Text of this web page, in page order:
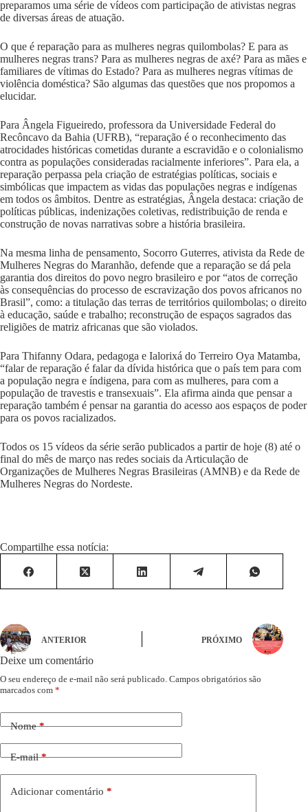
preparamos uma série de vídeos com participação de ativistas negras
de diversas áreas de atuação.
O que é reparação para as mulheres negras quilombolas? E para as
mulheres negras trans? Para as mulheres negras de axé? Para as mães e
familiares de vítimas do Estado? Para as mulheres negras vítimas de
violência doméstica? São algumas das questões que nos propomos a
elucidar.
Para Ângela Figueiredo, professora da Universidade Federal do
Recôncavo da Bahia (UFRB), “reparação é o reconhecimento das
atrocidades históricas cometidas durante a escravidão e o colonialismo
contra as populações consideradas racialmente inferiores”. Para ela, a
reparação perpassa pela criação de estratégias políticas, sociais e
simbólicas que impactem as vidas das populações negras e indígenas
em todos os âmbitos. Dentre as estratégias, Ângela destaca: criação de
políticas públicas, indenizações coletivas, redistribuição de renda e
construção de novas narrativas sobre a história brasileira.
Na mesma linha de pensamento, Socorro Guterres, ativista da Rede de
Mulheres Negras do Maranhão, defende que a reparação se dá pela
garantia dos direitos do povo negro brasileiro e por “atos de correção
às consequências do processo de escravização dos povos africanos no
Brasil”, como: a titulação das terras de territórios quilombolas; o direito
à educação, saúde e trabalho; reconstrução de espaços sagrados das
religiões de matriz africanas que são violados.
Para Thifanny Odara, pedagoga e Ialorixá do Terreiro Oya Matamba,
“falar de reparação é falar da dívida histórica que o país tem para com
a população negra e índigena, para com as mulheres, para com a
população de travestis e transexuais”. Ela afirma ainda que pensar a
reparação também é pensar na garantia do acesso aos espaços de poder
para os povos racializados.
Todos os 15 vídeos da série serão publicados a partir de hoje (8) até o
final do mês de março nas redes sociais da Articulação de
Organizações de Mulheres Negras Brasileiras (AMNB) e da Rede de
Mulheres Negras do Nordeste.
Compartilhe essa notícia:
ANTERIOR PRÓXIMO
Deixe um comentário
O seu endereço de e-mail não será publicado. Campos obrigatórios são
marcados com *
Nome*
E-mail*
Adicionar comentário *